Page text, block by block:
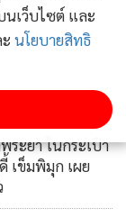
-สาวไซไลน์
แชร์ลูกโซ่พัฒนา
ฟอกเงิน ต้อง
ระยา ในกระเป๋า
เข็มพิมุก เผย
เว็บไซต์ และ
นโยบายสิทธิ